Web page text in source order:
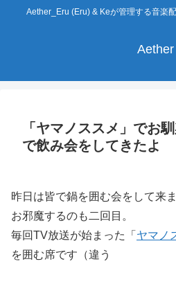
Aether_Eru (Eru) & Keが管理する音楽
Aether
「ヤマノススメ」でお
で飲み会をしてきたよ
昨日は皆で鍋を囲む会をして来
お邪魔するのも二回目。
毎回TV放送が始まった「 ヤマノ
を囲む席です（違う